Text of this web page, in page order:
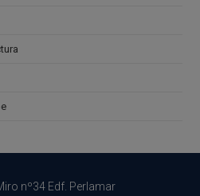
nº34 Edf. Perlamar